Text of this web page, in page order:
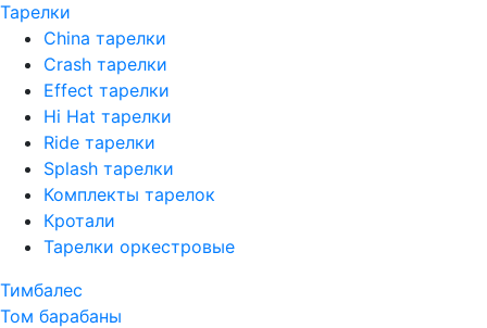
Тарелки
China тарелки
Crash тарелки
Effect тарелки
Hi Hat тарелки
Ride тарелки
Splash тарелки
Комплекты тарелок
Кротали
Тарелки оркестровые
Тимбалес
Том барабаны